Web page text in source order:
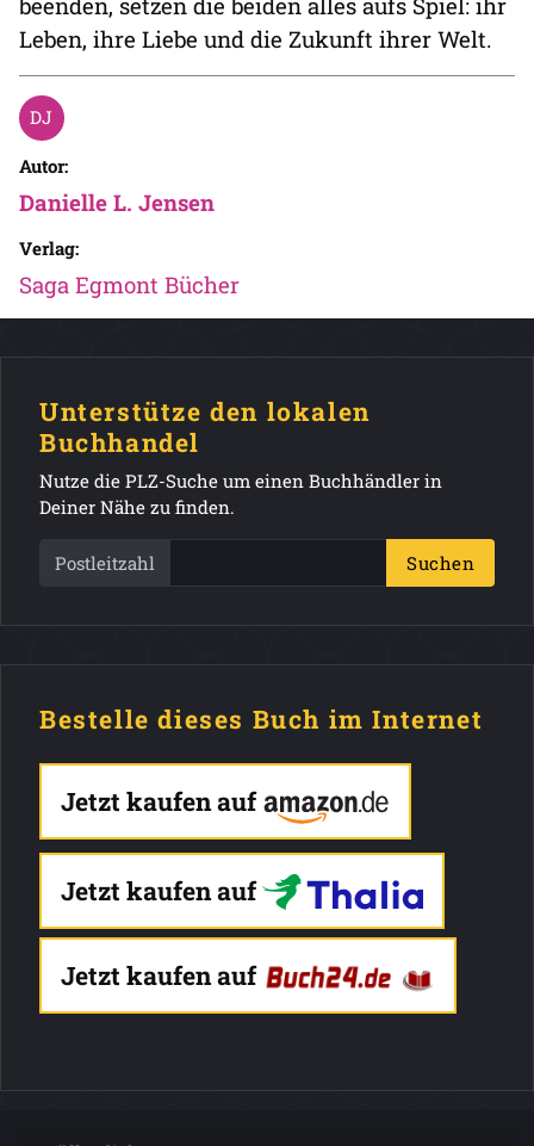
Leben, ihre Liebe und die Zukunft ihrer Welt.
Autor:
Danielle L. Jensen
Verlag:
Saga Egmont Bücher
Unterstütze den lokalen
Buchhandel
Nutze die PLZ-Suche um einen Buchhändler in
Deiner Nähe zu finden.
Postleitzahl Suchen
Bestelle dieses Buch im Internet
Jetzt kaufen auf
Jetzt kaufen auf
Jetzt kaufen auf